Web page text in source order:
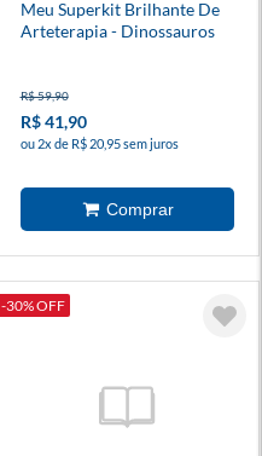
Meu Superkit Brilhante De
Arteterapia - Dinossauros
R$ 59,90
R$ 41,90
ou 2x de R$ 20,95 sem juros
-30% OFF